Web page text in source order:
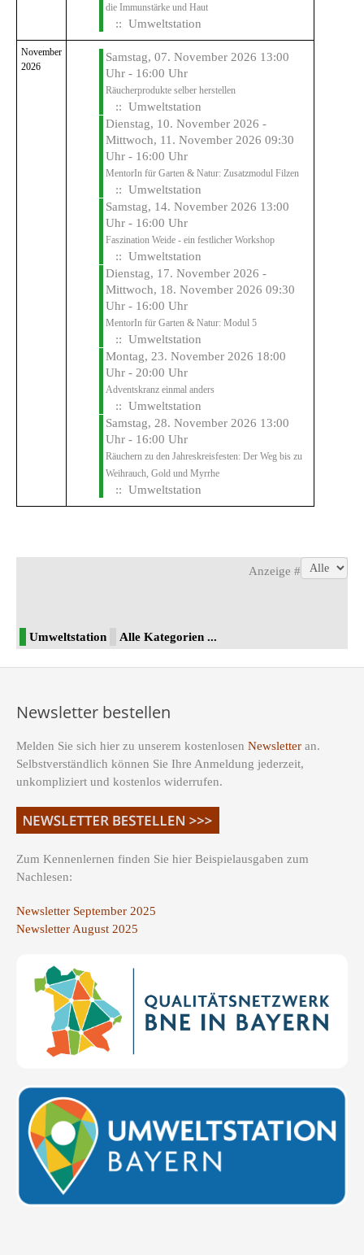
die Immunstärke und Haut
:: Umweltstation
November
2026
Samstag, 07. November 2026 13:00
Uhr - 16:00 Uhr
Räucherprodukte selber herstellen
:: Umweltstation
Dienstag, 10. November 2026 -
Mittwoch, 11. November 2026 09:30
Uhr - 16:00 Uhr
MentorIn für Garten & Natur: Zusatzmodul Filzen
:: Umweltstation
Samstag, 14. November 2026 13:00
Uhr - 16:00 Uhr
Faszination Weide - ein festlicher Workshop
:: Umweltstation
Dienstag, 17. November 2026 -
Mittwoch, 18. November 2026 09:30
Uhr - 16:00 Uhr
MentorIn für Garten & Natur: Modul 5
:: Umweltstation
Montag, 23. November 2026 18:00
Uhr - 20:00 Uhr
Adventskranz einmal anders
:: Umweltstation
Samstag, 28. November 2026 13:00
Uhr - 16:00 Uhr
Räuchern zu den Jahreskreisfesten: Der Weg bis zu
Weihrauch, Gold und Myrrhe
:: Umweltstation
Anzeige #
Umweltstation Alle Kategorien ...
Newsletter bestellen
Melden Sie sich hier zu unserem kostenlosen Newsletter an.
Selbstverständlich können Sie Ihre Anmeldung jederzeit,
unkompliziert und kostenlos widerrufen.
Zum Kennenlernen finden Sie hier Beispielausgaben zum
Nachlesen:
Newsletter September 2025
Newsletter August 2025